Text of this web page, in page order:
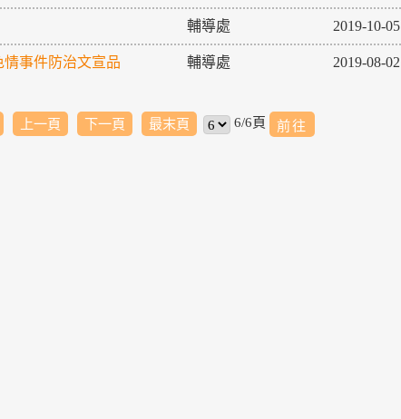
輔導處 2019-10-05
事件防治文宣品
輔導處 2019-08-02
上一頁 下一頁 最末頁 6/6頁